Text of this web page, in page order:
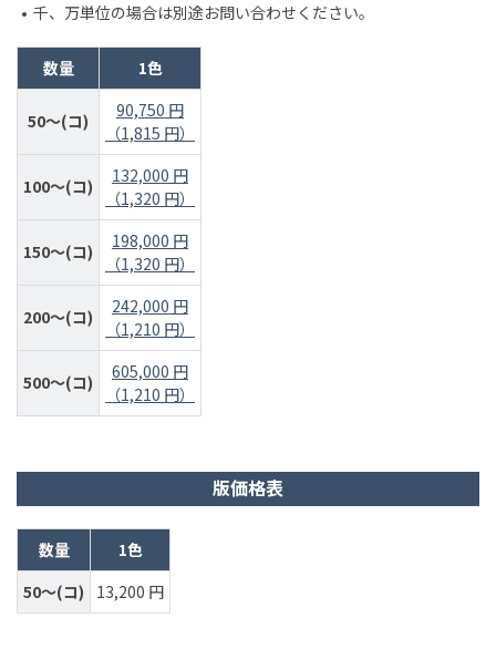
千、万単位の場合は別途お問い合わせください。
数量 1色
50～(コ)
90,750 円
（1,815 円）
100～(コ)
132,000 円
（1,320 円）
150～(コ)
198,000 円
（1,320 円）
200～(コ)
242,000 円
（1,210 円）
500～(コ)
605,000 円
（1,210 円）
版価格表
数量
1色
50～(コ)
13,200 円